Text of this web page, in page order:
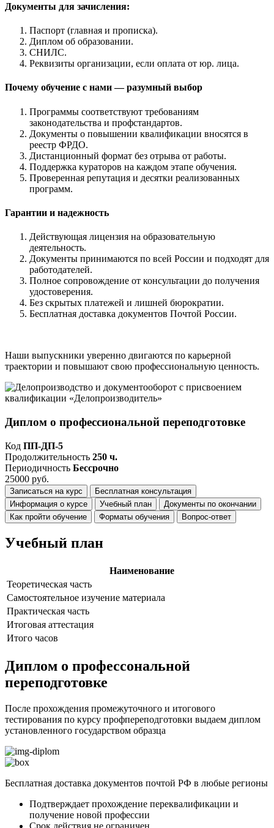
Документы для зачисления:
Паспорт (главная и прописка).
Диплом об образовании.
СНИЛС.
Реквизиты организации, если оплата от юр. лица.
Почему обучение с нами — разумный выбор
Программы соответствуют требованиям
законодательства и профстандартов.
Документы о повышении квалификации вносятся в
реестр ФРДО.
Дистанционный формат без отрыва от работы.
Поддержка кураторов на каждом этапе обучения.
Проверенная репутация и десятки реализованных
программ.
Гарантии и надежность
Действующая лицензия на образовательную
деятельность.
Документы принимаются по всей России и подходят для
работодателей.
Полное сопровождение от консультации до получения
удостоверения.
Без скрытых платежей и лишней бюрократии.
Бесплатная доставка документов Почтой России.
Наши выпускники уверенно двигаются по карьерной
траектории и повышают свою профессиональную ценность.
Диплом о профессиональной переподготовке
Код ПП-ДП-5
Продолжительность 250 ч.
Периодичность Бессрочно
25000 руб.
Записаться на курс
Бесплатная консультация
Информация о курсе
Учебный план
Документы по окончании
Как пройти обучение
Форматы обучения Вопрос-ответ
Учебный план
Наименование
Теоретическая часть
Самостоятельное изучение материала
Практическая часть
Итоговая аттестация
Итого часов
Диплом о профессональной
переподготовке
После прохождения промежуточного и итогового
тестирования по курсу профпереподготовки выдаем диплом
установленного государством образца
Бесплатная доставка документов почтой РФ в любые регионы
Подтверждает прохождение переквалификации и
получение новой профессии